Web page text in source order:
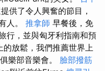
供了令人興奮的節目，
人。 推拿師 早餐後，免
行，並與匈牙利指南和預
的放鬆，我們推薦世界上
樂部音樂會。 臉部撥筋